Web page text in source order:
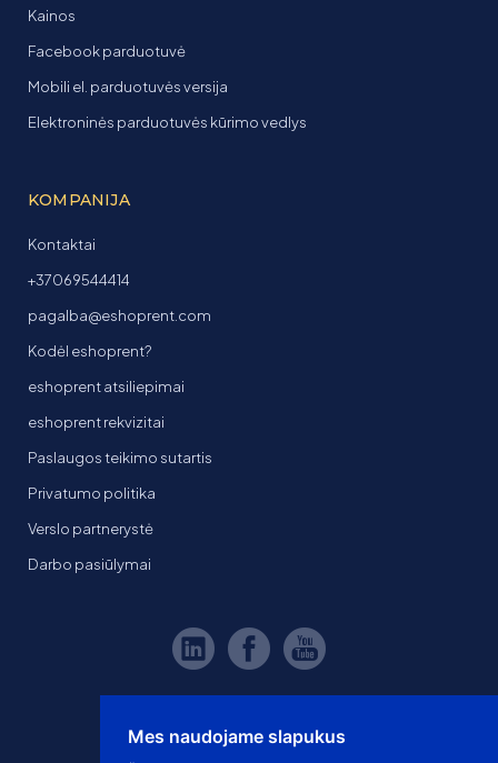
Mes naudojame slapukus
Kainos
Facebook parduotuvė
Mobili el. parduotuvės versija
Elektroninės parduotuvės kūrimo vedlys
KOMPANIJA
Kontaktai
+37069544414
pagalba@eshoprent.com
Kodėl eshoprent?
eshoprent atsiliepimai
eshoprent rekvizitai
Paslaugos teikimo sutartis
Privatumo politika
Verslo partnerystė
Darbo pasiūlymai